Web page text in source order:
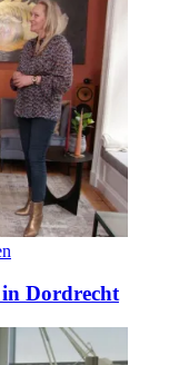
Dordrecht